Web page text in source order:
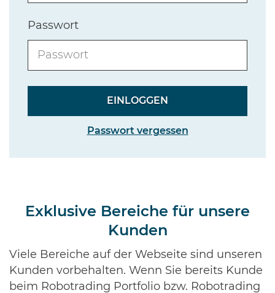
Passwort
Passwort vergessen
Exklusive Bereiche für unsere
Kunden
Viele Bereiche auf der Webseite sind unseren
Kunden vorbehalten. Wenn Sie bereits Kunde
beim Robotrading Portfolio bzw. Robotrading